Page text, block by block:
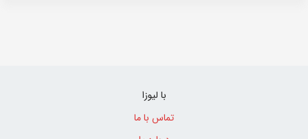
با لیوزا
تماس با ما